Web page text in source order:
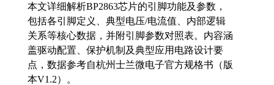
本文详细解析BP2863芯片的引脚功能及参数，
包括各引脚定义、典型电压/电流值、内部逻辑
关系等核心数据，并附引脚参数对照表。内容涵
盖驱动配置、保护机制及典型应用电路设计要
点，数据参考自杭州士兰微电子官方规格书（版
本V1.2）。